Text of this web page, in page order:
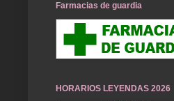
Farmacias de guardia
HORARIOS LEYENDAS 2026